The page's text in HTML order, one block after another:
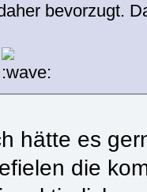
bevorzugt.
hätte es
die